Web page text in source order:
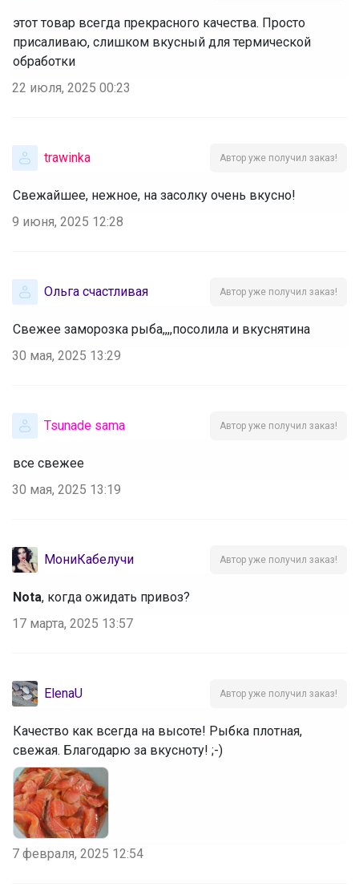
этот товар всегда прекрасного качества. Просто
присаливаю, слишком вкусный для термической
обработки
22 июля, 2025 00:23
trawinka Автор уже получил заказ!
Свежайшее, нежное, на засолку очень вкусно!
9 июня, 2025 12:28
Ольга счастливая Автор уже получил заказ!
Свежее заморозка рыба,,,,посолила и вкуснятина
30 мая, 2025 13:29
Tsunade sama Автор уже получил заказ!
все свежее
30 мая, 2025 13:19
МониКабелучи Автор уже получил заказ!
Nota, когда ожидать привоз?
17 марта, 2025 13:57
ElenaU Автор уже получил заказ!
Качество как всегда на высоте! Рыбка плотная,
свежая. Благодарю за вкусноту! ;-)
7 февраля, 2025 12:54